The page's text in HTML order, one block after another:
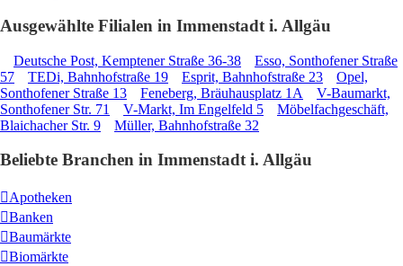
Ausgewählte Filialen in Immenstadt i. Allgäu
Deutsche Post, Kemptener Straße 36-38
Esso, Sonthofener Straße
57
TEDi, Bahnhofstraße 19 Esprit, Bahnhofstraße 23
Opel,
Sonthofener Straße 13
Feneberg, Bräuhausplatz 1A
V-Baumarkt,
Sonthofener Str. 71
V-Markt, Im Engelfeld 5
Möbelfachgeschäft,
Blaichacher Str. 9
Müller, Bahnhofstraße 32
Beliebte Branchen in Immenstadt i. Allgäu
Apotheken
Banken
Baumärkte
Biomärkte